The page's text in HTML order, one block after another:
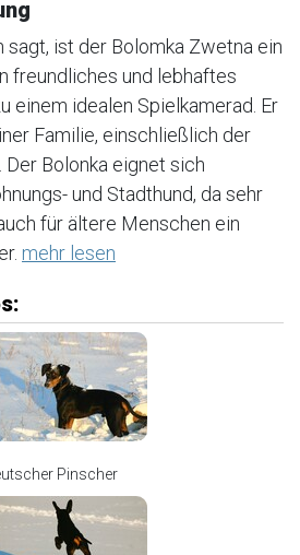
sagt, ist der Bolomka Zwetna ein
freundliches und lebhaftes
einem idealen Spielkamerad. Er
Familie, einschließlich der
Der Bolonka eignet sich
und Stadthund, da sehr
für ältere Menschen ein
mehr lesen
Pinscher